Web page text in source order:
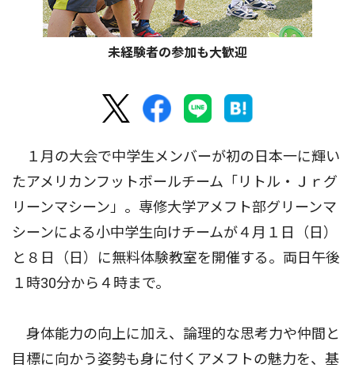
未経験者の参加も大歓迎
１月の大会で中学生メンバーが初の日本一に輝い
たアメリカンフットボールチーム「リトル・Ｊｒグ
リーンマシーン」。専修大学アメフト部グリーンマ
シーンによる小中学生向けチームが４月１日（日）
と８日（日）に無料体験教室を開催する。両日午後
１時30分から４時まで。
身体能力の向上に加え、論理的な思考力や仲間と
目標に向かう姿勢も身に付くアメフトの魅力を、基